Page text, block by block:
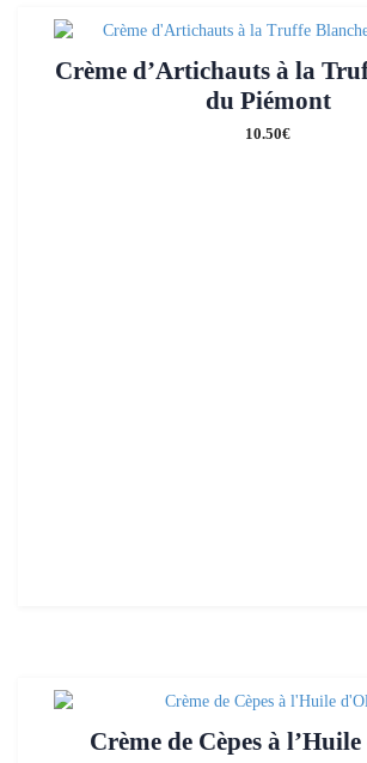
Crème d’Artichauts à la
du Piémont
10.50€
Crème de Cèpes à